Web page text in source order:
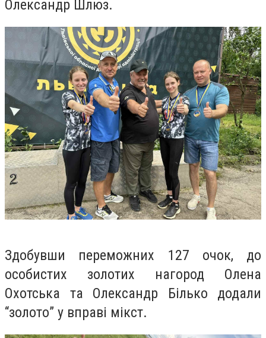
Олександр Шлюз.
Здобувши переможних 127 очок, до
особистих золотих нагород Олена
Охотська та Олександр Білько додали
“золото” у вправі мікст.